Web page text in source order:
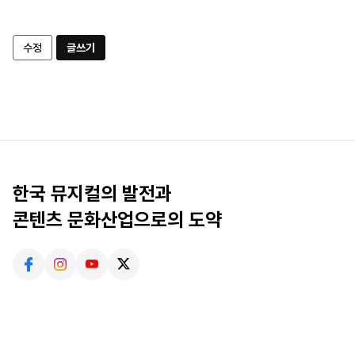
수정 글쓰기
한국 뮤지컬의 발전과
콘텐츠 문화산업으로의 도약